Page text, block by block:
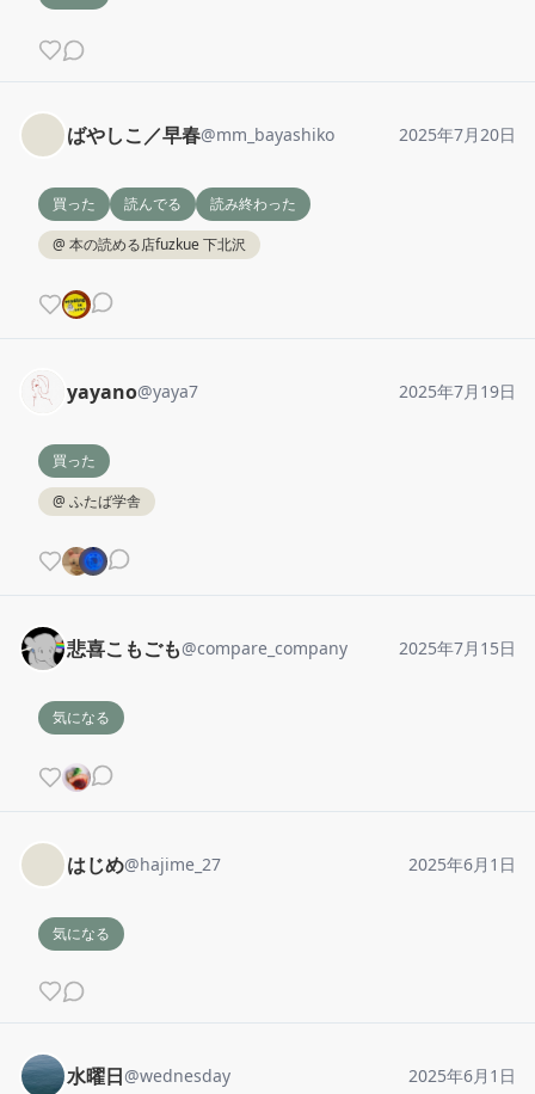
ばやしこ／早春@mm_bayashiko 2025年7月20日
買った 読んでる
読み終わった
@ 本の読める店fuzkue 下北沢
yayano@yaya7 2025年7月19日
買った
@ ふたば学舎
悲喜こもごも@compare_company 2025年7月15日
気になる
はじめ@hajime_27 2025年6月1日
気になる
水曜日@wednesday 2025年6月1日